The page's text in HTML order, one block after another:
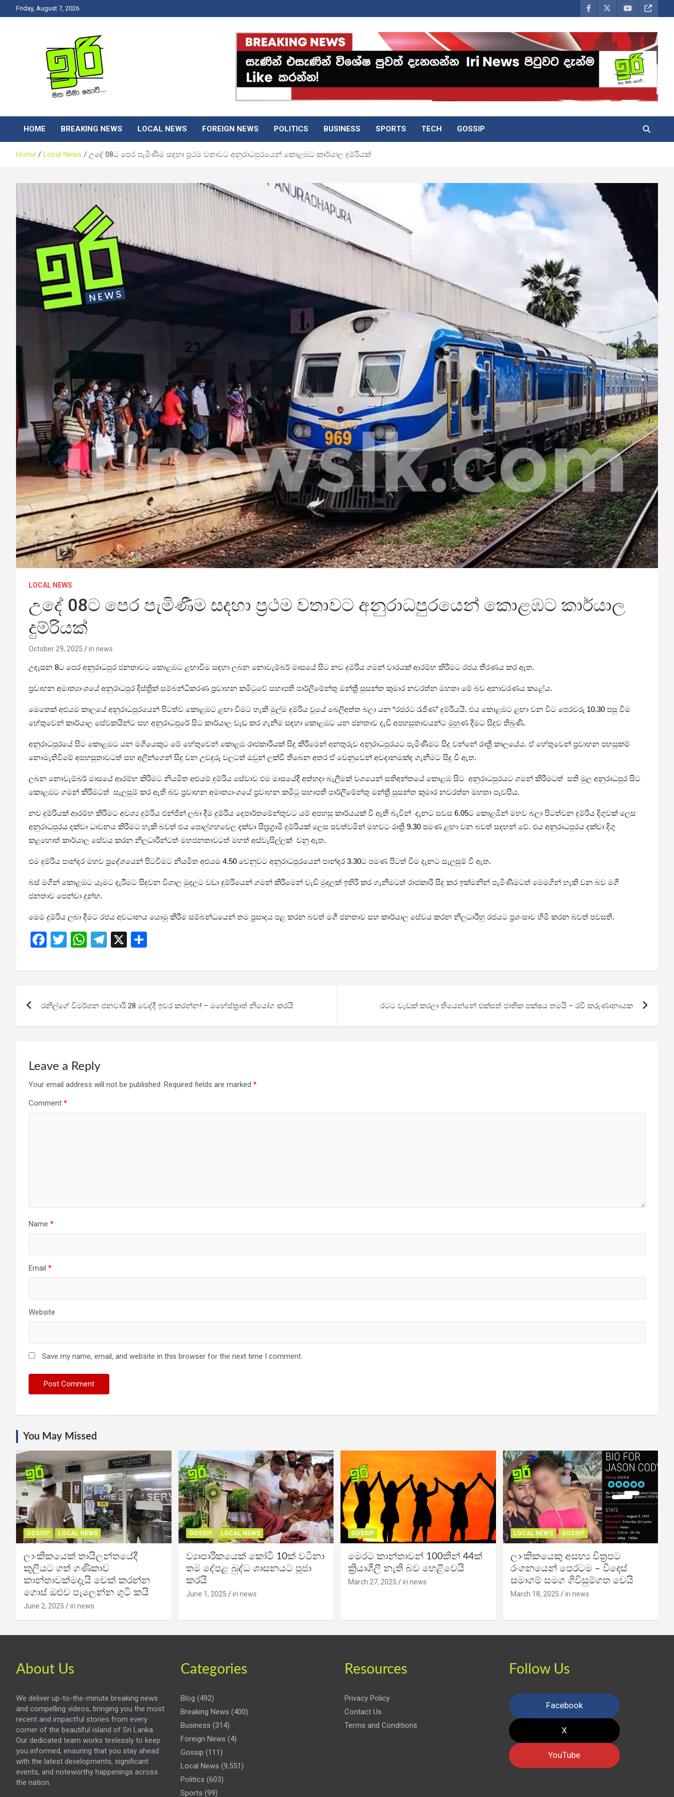
to
Friday, August 7, 2026
Iri News
HOME BREAKING NEWS LOCAL NEWS FOREIGN NEWS POLITICS BUSINESS SPORTS TECH GOSSIP
Home Local News උදේ 08ට පෙර පැමිණීම සදහා ප්‍රථම වතාවට අනුරාධපුරයෙන් කොළඹට කාර්යාල දුම්රියක්
LOCAL NEWS
උදේ 08ට පෙර පැමිණීම සදහා ප්‍රථම වතාවට අනුරාධපුරයෙන් කොළඹට කාර්යාල
දුම්රියක්
October 29, 2025 iri news
උදෑසන 8ට පෙර අනුරාධපුර ජනතාවට කොළඹට ළඟාවීම සඳහා ලබන නොවැම්බර් මාසයේ සිට නව දුම්රිය ගමන් වාරයක් ආරම්භ කිරීමට රජය තීරණය කර ඇත.
ප්‍රවාහන අමාත්‍යාංශයේ අනුරාධපුර දිස්ත්‍රික් සම්බන්ධීකරණ ප්‍රවාහන කමිටුවේ සභාපති පාර්ලිමේන්තු මන්ත්‍රී සුසන්ත කුමාර නවරත්න මහතා මේ බව අනාවරණය කළේය.
මෙතෙක් අළුයම කාලයේ අනුරාධපුරයෙන් පිටත්ව කොළඹට ළඟා වීමට හැකි මුල්ම දුම්රිය වූයේ බෙලිඅත්ත බලා යන “රජරට රැජිණ” දුම්රියයි. එය කොළඹට ළඟා වන විට පෙරවරු 10.30 පසු වීම
හේතුවෙන් කාර්යාල සේවකයින්ට සහ අනුරාධපුරේ සිට කාර්යාල වැඩ කර ගැනීම සඳහා කොළඹට යන ජනතාව දැඩි අපහසුතාවයන්ට මුහුණ දීමට සිදුව තිබුණි.
අනුරාධපුරයේ සිට කොළඹට යන මගියෙකුට මේ හේතුවෙන් කොළඹ රාජකාරියක් සිදු කිරීමෙන් අනතුරුව අනුරාධපුරයට පැමිණීමට සිදු වන්නේ රාත්‍රී කාලයේය. ඒ හේතුවෙන් ප්‍රවාහන පහසුකම්
නොමැතිවීමේ අපහසුතාවටත් සහ අලින්ගෙන් සිදු වන උවදුරු වලටත් ඔවුන් ලක්වී තිබෙන අතර ඒ වෙනුවෙන් අවදානමක්ද ගැනීමට සිදු වී ඇත.
ලබන නොවැම්බර් මාසයේ ආරම්භ කිරීමට නියමිත අළුයම් දුම්රිය සේවාව එම මාසයේදී අත්හදා බැලීමක් වශයෙන් සතිඅන්තයේ කොළඹ සිට අනුරාධපුරයට ගමන් කිරීමටත් සති මුල අනුරාධපුර සිට
කොළඹට ගමන් කිරීමටත් සැලසුම් කර ඇති බව ප්‍රවාහන අමාත්‍යාංශයේ ප්‍රවාහන කමිටු සභාපති පාර්ලිමේන්තු මන්ත්‍රී සුසන්ත කුමාර නවරත්න මහතා පැවසීය.
නව දුම්රියක් ආරම්භ කිරීමට අවශ්‍ය දුම්රිය එන්ජින් ලබා දීම දුම්රිය දෙපාර්තමේන්තුවට යම් අපහසු කාර්යයක් වී ඇති බැවින් දැනට සවස 6.05ට කොළඹින් මහව බලා පිටත්වන දුම්රිය දිගුවක් ලෙස
අනුරාධපුරය දක්වා ධාවනය කිරීමට හැකි බවත් එය පොල්ගහවෙල දක්වා සීඝ්‍රග්‍රාමී දුම්රියක් ලෙස පවත්වමින් මහවට රාත්‍රී 9.30 පමණ ළඟා වන බවත් සදහන් වේ. එය අනුරාධපුරය දක්වා දිගු
කළහොත් කාර්යාල සේවය කරන නිලධාරීන්ටත් මහජනතාවටත් මහත් අස්වැසිල්ලක් වනු ඇත.
එම දුම්රිය පාන්දර මහව ප්‍රදේශයෙන් පිටවීමට නියමිත අළුයම 4.50 වෙනුවට අනුරාධපුරයෙන් පාන්දර 3.30ට පමණ පිටත් වීම දැනට සැලසුම් වී ඇත.
බස් මගින් කොළඹට යෑමට දැරීමට සිදුවන විශාල මුදලට වඩා දුම්රියෙන් ගමන් කිරීමෙන් වැඩි මුදලක් ඉතිරි කර ගැනීමටත් රාජකාරි සිදු කර ඉක්මනින් පැමිණීමටත් මෙමගින් හැකි වන බව මගී
ජනතාව පෙන්වා දුන්හ.
මෙම දුම්රිය ලබා දීමට රජය අවධානය යොමු කිරීම සම්බන්ධයෙන් තම ප්‍රසාදය පළ කරන බවත් මගී ජනතාව සහ කාර්යාල සේවය කරන නිලධාරීහු රජයට ප්‍රශංසාව හිමි කරන බවත් පවසති.
F
ce
o
T
tt
W
at
A
T
e
a
X
ar
navigation
රනිල්ගේ විමර්ශන ජනවාරි 28 වෙද්දී ඉවර කරන්න! – මහේස්ත්‍රාත් නියෝග කරයි රටට වැඩක් කරලා තියෙන්නේ එක්සත් ජාතික පක්ෂය තමයි – රවී කරුණානායක
Leave a Reply
Your email address will not be published. Required fields are marked *
Comment *
Name *
Email *
Website
Save my name, email, and website in this browser for the next time I comment.
You May Missed
GOSSIP LOCAL NEWS
ලාංකිකයෙක් තායිලන්තයේදී
කුලියට ගත් ගණිකාව
කාන්තාවක්මදැයි චෙක් කරන්න
ගොස් ඔළුව පැලෙන්න ගුටි කයි
June 2, 2025 iri news
GOSSIP LOCAL NEWS
ව්‍යාපාරිකයෙක් කෝටි 10ක් වටිනා
තම දේපළ බුද්ධ ශාසනයට පූජා
කරයි
June 1, 2025 iri news
GOSSIP
මෙරට කාන්තාවන් 100කින් 44ක්
ක්‍රියාශීලී නැති බව හෙළිවෙයි
March 27, 2025 iri news
LOCAL NEWS GOSSIP
ලාංකිකයෙකු අසභ්‍ය චිත්‍රපට
රංගනයෙන් පෙරටම – විදෙස්
සමාගම් සමග ගිවිසුම්ගත වෙයි
March 18, 2025 iri news
About Us
We deliver up-to-the-minute breaking news
and compelling videos, bringing you the most
recent and impactful stories from every
corner of the beautiful island of Sri Lanka.
Our dedicated team works tirelessly to keep
you informed, ensuring that you stay ahead
with the latest developments, significant
events, and noteworthy happenings across
the nation.
Categories
Blog (492)
Breaking News (400)
Business (314)
Foreign News (4)
Gossip (111)
Local News (9,551)
Politics (603)
Sports (99)
Resources
Privacy Policy
Contact Us
Terms and Conditions
Follow Us
Facebook
X
YouTube